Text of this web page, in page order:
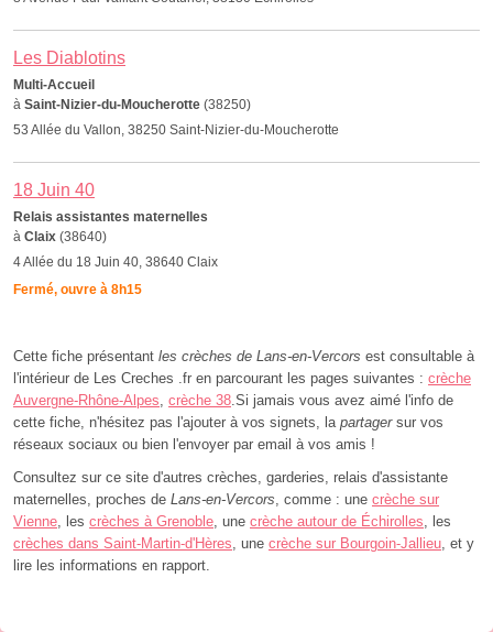
Les Diablotins
Multi-Accueil
à Saint-Nizier-du-Moucherotte (38250)
53 Allée du Vallon, 38250 Saint-Nizier-du-Moucherotte
18 Juin 40
Relais assistantes maternelles
à Claix (38640)
4 Allée du 18 Juin 40, 38640 Claix
Fermé, ouvre à 8h15
Cette fiche présentant les crèches de Lans-en-Vercors est consultable à
l'intérieur de Les Creches .fr en parcourant les pages suivantes : crèche
Auvergne-Rhône-Alpes, crèche 38.Si jamais vous avez aimé l'info de
cette fiche, n'hésitez pas l'ajouter à vos signets, la partagersur vos
réseaux sociaux ou bien l'envoyer par email à vos amis !
Consultez sur ce site d'autres crèches, garderies, relais d'assistante
maternelles, proches de Lans-en-Vercors, comme : une crèche sur
Vienne, les crèches à Grenoble, une crèche autour de Échirolles, les
crèches dans Saint-Martin-d'Hères, une crèche sur Bourgoin-Jallieu, et y
lire les informations en rapport.